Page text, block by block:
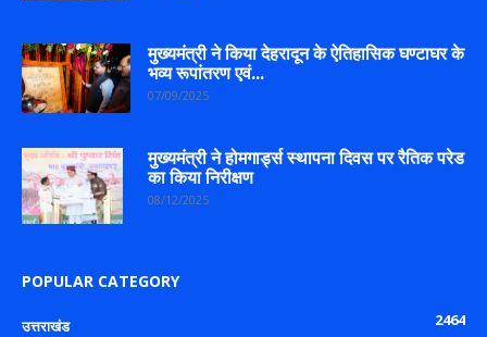
मुख्यमंत्री ने किया देहरादून के ऐतिहासिक घण्टाघर के
भव्य रूपांतरण एवं...
07/09/2025
मुख्यमंत्री ने होमगार्ड्स स्थापना दिवस पर रैतिक परेड
का किया निरीक्षण
08/12/2025
POPULAR CATEGORY
उत्तराखंड
2464